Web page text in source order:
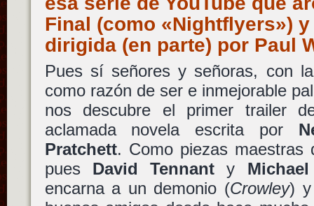
Final (como «Nightflyers»)
dirigida (en parte) por Paul
Pues sí señores y señoras, con
como razón de ser e inmejorable
nos descubre el primer trailer
aclamada novela escrita por
Pratchett. Como piezas maestras
pues David Tennant y
encarna a un demonio (Crowley) y